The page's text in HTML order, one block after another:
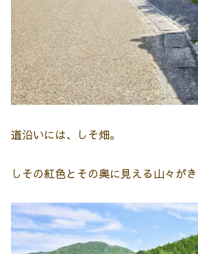
道沿いには、しそ畑。
しその紅色とその奥に見える山々がき